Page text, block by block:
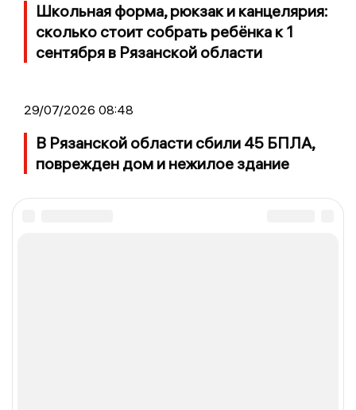
Школьная форма, рюкзак и канцелярия:
сколько стоит собрать ребёнка к 1
сентября в Рязанской области
29/07/2026 08:48
В Рязанской области сбили 45 БПЛА,
поврежден дом и нежилое здание